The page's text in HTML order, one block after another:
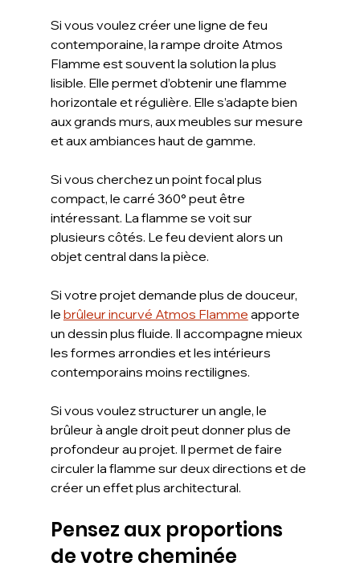
Si vous voulez créer une ligne de feu
contemporaine, la rampe droite Atmos
Flamme est souvent la solution la plus
lisible. Elle permet d’obtenir une flamme
horizontale et régulière. Elle s’adapte bien
aux grands murs, aux meubles sur mesure
et aux ambiances haut de gamme.
Si vous cherchez un point focal plus
compact, le carré 360° peut être
intéressant. La flamme se voit sur
plusieurs côtés. Le feu devient alors un
objet central dans la pièce.
Si votre projet demande plus de douceur,
le brûleur incurvé Atmos Flamme apporte
un dessin plus fluide. Il accompagne mieux
les formes arrondies et les intérieurs
contemporains moins rectilignes.
Si vous voulez structurer un angle, le
brûleur à angle droit peut donner plus de
profondeur au projet. Il permet de faire
circuler la flamme sur deux directions et de
créer un effet plus architectural.
Pensez aux proportions
de votre cheminée